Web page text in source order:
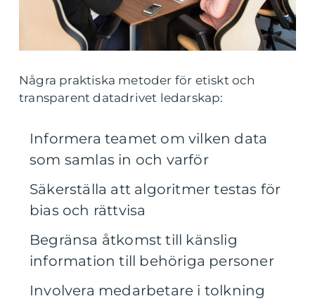
Några praktiska metoder för etiskt och
transparent datadrivet ledarskap:
Informera teamet om vilken data
som samlas in och varför
Säkerställa att algoritmer testas för
bias och rättvisa
Begränsa åtkomst till känslig
information till behöriga personer
Involvera medarbetare i tolkning